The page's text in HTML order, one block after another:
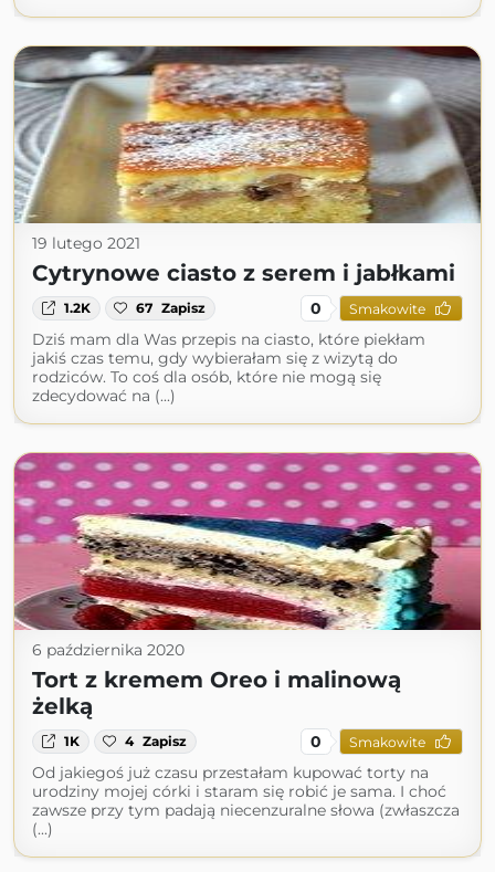
19 lutego 2021
Cytrynowe ciasto z serem i jabłkami
1.2K 67 Zapisz 0 Smakowite
Dziś mam dla Was przepis na ciasto, które piekłam
jakiś czas temu, gdy wybierałam się z wizytą do
rodziców. To coś dla osób, które nie mogą się
zdecydować na (...)
6 października 2020
Tort z kremem Oreo i malinową
żelką
1K 4 Zapisz 0 Smakowite
Od jakiegoś już czasu przestałam kupować torty na
urodziny mojej córki i staram się robić je sama. I choć
zawsze przy tym padają niecenzuralne słowa (zwłaszcza
(...)